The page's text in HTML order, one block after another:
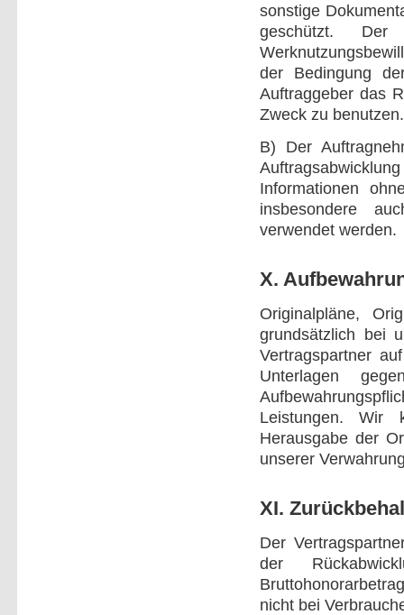
sonstige
geschützt.
der Bedingung
Auftraggeber das
Zweck zu benutzen.
B) Der
Informationen
insbesondere
verwendet werden.
X.
Originalpläne,
grundsätzlich bei
Vertragspartner
Unterlagen
Leistungen. Wir
Herausgabe der
unserer
XI.
Der
der
nicht bei